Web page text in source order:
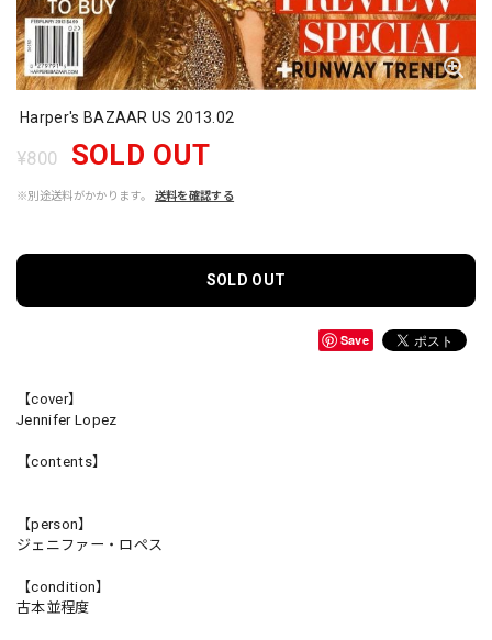
Harper's BAZAAR US 2013.02
¥800 SOLD OUT
※別途送料がかかります。 送料を確認する
SOLD OUT
Save
【cover】
Jennifer Lopez
【contents】
【person】
ジェニファー・ロペス
【condition】
古本並程度